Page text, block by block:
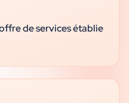
de services établie